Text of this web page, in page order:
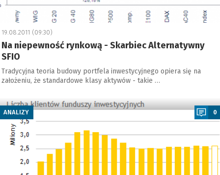
19.08.2011 (09:30)
Na niepewność rynkową - Skarbiec Alternatywny
SFIO
Tradycyjna teoria budowy portfela inwestycyjnego opiera się na
założeniu, że standardowe klasy aktywów - takie …
ANALIZY 0